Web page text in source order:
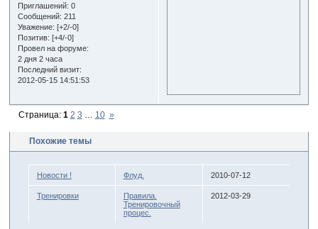
Приглашений: 0
Сообщений: 211
Уважение: [+2/-0]
Позитив: [+4/-0]
Провел на форуме:
2 дня 2 часа
Последний визит:
2012-05-15 14:51:53
Страница: 1 2 3 10 »
Похожие темы
Новости ! Флуд. 2010-07-12
Тренировки
Правила.
Тренировочный
процес.
2012-03-29